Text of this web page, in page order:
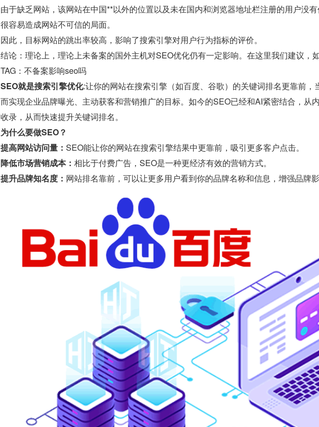
由于缺乏网站，该网站在中国**以外的位置以及未在国内和浏览器地址栏注册的用户没有
很容易造成网站不可信的局面。
因此，目标网站的跳出率较高，影响了搜索引擎对用户行为指标的评价。
结论：理论上，理论上未备案的国外主机对SEO优化仍有一定影响。在这里我们建议，
TAG：不备案影响seo吗
SEO就是搜索引擎优化:让你的网站在搜索引擎（如百度、谷歌）的关键词排名更靠前
而实现企业品牌曝光、主动获客和营销推广的目标。如今的SEO已经和AI紧密结合，从
收录，从而快速提升关键词排名。
为什么要做SEO？
提高网站访问量： SEO能让你的网站在搜索引擎结果中更靠前，吸引更多客户点击。
降低市场营销成本： 相比于付费广告，SEO是一种更经济有效的营销方式。
提升品牌知名度： 网站排名靠前，可以让更多用户看到你的品牌名称和信息，增强品牌影